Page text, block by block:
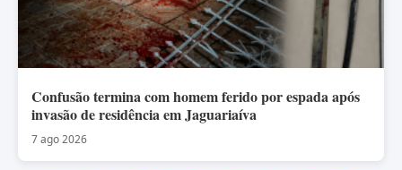
Confusão termina com homem ferido por espada após
invasão de residência em Jaguariaíva
7 ago 2026